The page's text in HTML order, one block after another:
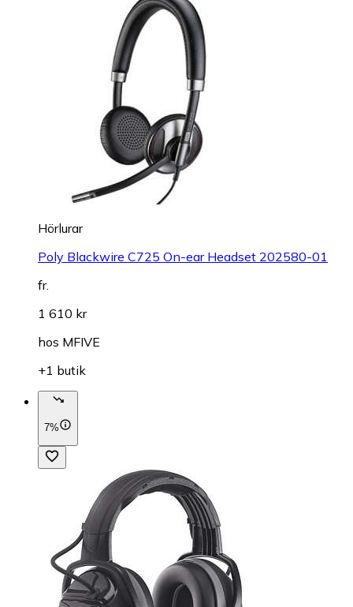
Hörlurar
Poly Blackwire C725 On-ear Headset 202580-01
fr.
1 610 kr
hos MFIVE
+1 butik
7%